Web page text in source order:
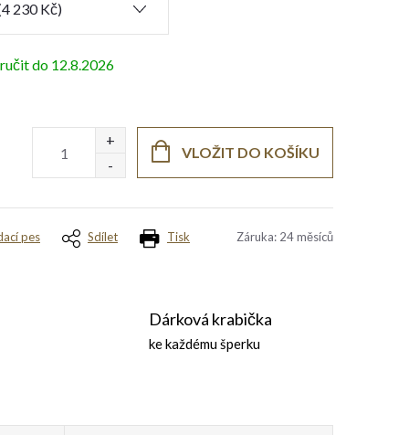
12.8.2026
VLOŽIT DO KOŠÍKU
Tisk
pes Sdílet Záruka: 24 měsíců
Dárková krabička
ke každému šperku